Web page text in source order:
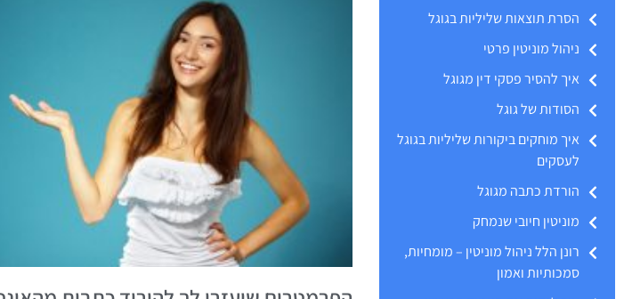
הסרת תוצאות שליליות בגוגל
ניהול מוניטין פרטי
איך להסיר פסקי דין מגוגל
הסודות של גוגל
איך מוחקים ביקורות שליליות בגוגל
לעסקים
הורדת כתבה מגוגל
מוניטין חיובי שנמחק
רונן הלל ניהול מוניטין – מומחיות,
סמכותיות ואמון